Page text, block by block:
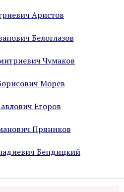
Аристов
Белоглазов
Чумаков
Морев
Егоров
Пряников
Бендицкий